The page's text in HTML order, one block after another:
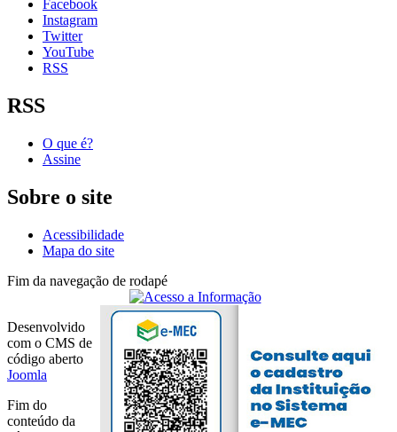
Facebook
Instagram
Twitter
YouTube
RSS
RSS
O que é?
Assine
Sobre o site
Acessibilidade
Mapa do site
Fim da navegação de rodapé
Desenvolvido
com o CMS de
código aberto
Joomla
Fim do
conteúdo da